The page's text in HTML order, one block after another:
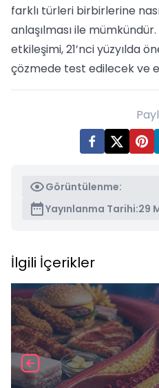
farklı türleri birbirlerine
anlaşılması ile
etkileşimi, 21’nci yüzyılda
çözmede test edilecek ve
Görüntülenme:
Yayınlanma Tarihi:29
İlgili İçerikler